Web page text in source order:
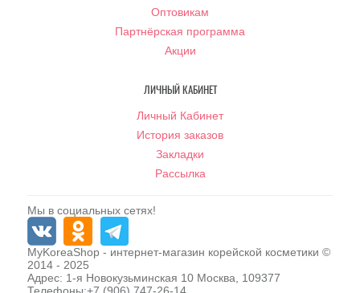
Оптовикам
Партнёрская программа
Акции
ЛИЧНЫЙ КАБИНЕТ
Личный Кабинет
История заказов
Закладки
Рассылка
Мы в социальных сетях!
MyKoreaShop - интернет-магазин корейской косметики ©
2014 - 2025
Адрес: 1-я Новокузьминская 10 Москва
109377